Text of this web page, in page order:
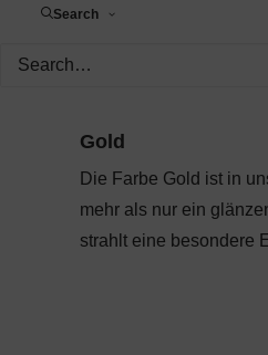
Search
Gold
Die Farbe Gold ist in
mehr als nur ein
strahlt eine besondere